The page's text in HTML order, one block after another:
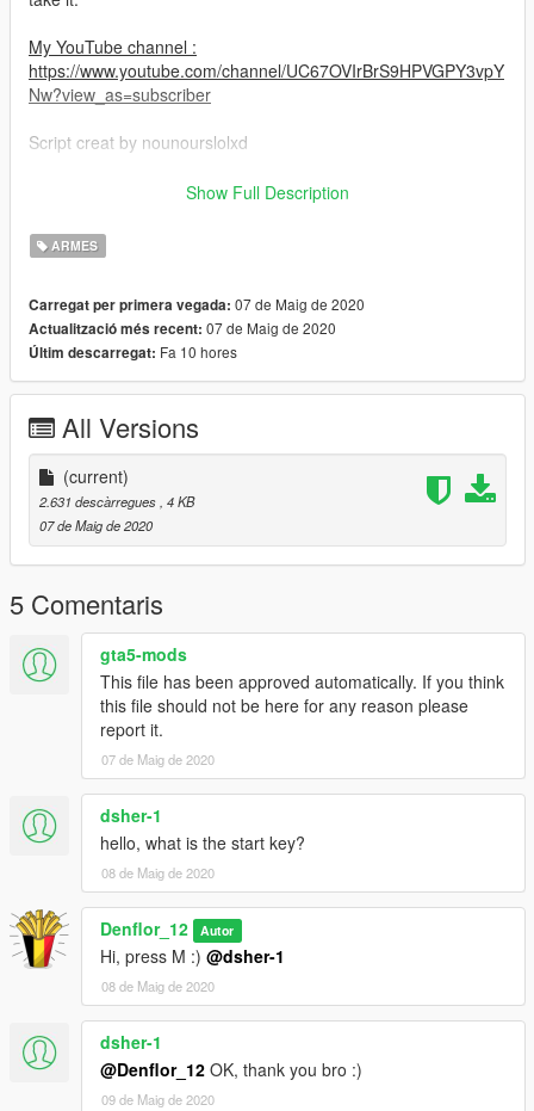
My YouTube channel :
https://www.youtube.com/channel/UC67OVIrBrS9HPVGPY3vpY
Nw?view_as=subscriber
Script creat by nounourslolxd
- Script Hook V .NET (and its requirements)
-----------------
Equipement des pompiers
Placez le contenu de l'archive que vous avez téléchargée dans
votre dossierGTA V folder/scripts/.
Utilisation
appuyez sur la commande M pour ajouter l'équipement des
pompiers ou marchez jusqu'à un extincteur et regardez-le, puis
appuyez sur la commande pour récupérer l'extincteur
Ma chaîne YouTube :
https://www.youtube.com/channel/UC67OVIrBrS9HPVGPY3vpY
Nw?view_as=subscriber
Script créé par nounourslolxd
Show Full Description
ARMES
Carregat per primera vegada: 07 de Maig de 2020
Actualització més recent: 07 de Maig de 2020
Últim descarregat: Fa 10 hores
All Versions
(current)
2.631 descàrregues , 4 KB
07 de Maig de 2020
5 Comentaris
gta5-mods
This file has been approved automatically. If you think
this file should not be here for any reason please
report it.
07 de Maig de 2020
dsher-1
hello, what is the start key?
08 de Maig de 2020
Denflor_12 Autor
Hi, press M :) @dsher-1
08 de Maig de 2020
dsher-1
@Denflor_12 OK, thank you bro :)
09 de Maig de 2020